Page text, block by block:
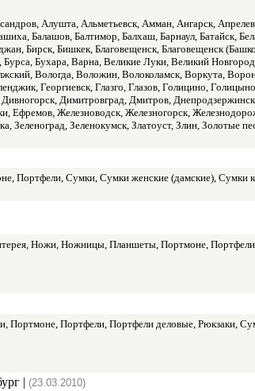
Алушта, Альметьевск, Амман, Ангарск,
Балашов, Балтимор, Балхаш, Барнаул, Батайск,
Бирск, Бишкек, Благовещенск, Благовещенск
Бухара, Варна, Великие Луки, Великий
Вологда, Воложин, Волоколамск, Воркута,
Георгиевск, Глазго, Глазов, Голицино,
Димитровград, Дмитров,
Ефремов, Железноводск, Железногорск,
Зеленокумск, Златоуст, Злин, Золотые
Портфели, Сумки, Сумки женские (дамские), Сумки
Ножи, Ножницы, Планшеты, Портмоне,
Портмоне, Портфели, Портфели деловые, Рюкзаки,
| (23.03.2010)